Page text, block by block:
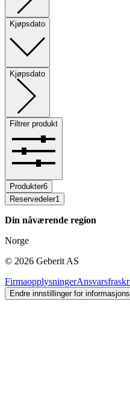
Kjøpsdato
Kjøpsdato
Filtrer produkt
Produkter6
Reservedeler1
Din nåværende region
Norge
© 2026 Geberit AS
Firmaopplysninger
Endre innstillinger for